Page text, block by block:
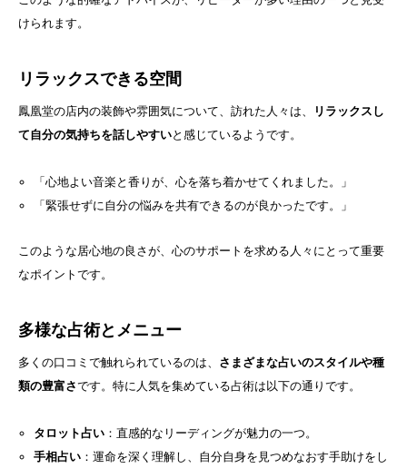
けられます。
リラックスできる空間
鳳凰堂の店内の装飾や雰囲気について、訪れた人々は、
リラックスし
て自分の気持ちを話しやすいと感じているようです。
「心地よい音楽と香りが、心を落ち着かせてくれました。」
「緊張せずに自分の悩みを共有できるのが良かったです。」
このような居心地の良さが、心のサポートを求める人々にとって重要
なポイントです。
多様な占術とメニュー
多くの口コミで触れられているのは、 さまざまな占いのスタイルや種
類の豊富さです。特に人気を集めている占術は以下の通りです。
タロット占い：直感的なリーディングが魅力の一つ。
手相占い：運命を深く理解し、自分自身を見つめなおす手助けをし